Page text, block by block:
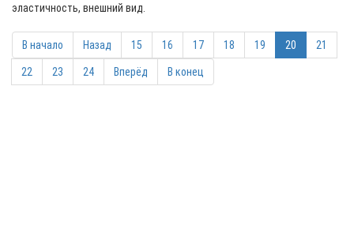
эластичность, внешний вид.
В начало Назад 15 16 17 18 19 20 21
22 23 24 Вперёд В конец